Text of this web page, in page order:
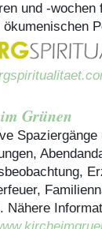
und -wochen
ökumenischen
Grünen
Spaziergänge
Nähere